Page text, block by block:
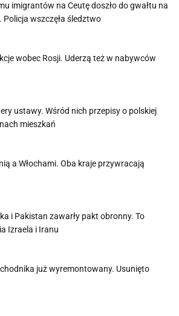
imigrantów na Ceutę doszło do gwałtu na
Policja wszczęła śledztwo
wobec Rosji. Uderzą też w nabywców
ustawy. Wśród nich przepisy o polskiej
mieszkań
a Włochami. Oba kraje przywracają
i Pakistan zawarły pakt obronny. To
Izraela i Iranu
już wyremontowany. Usunięto